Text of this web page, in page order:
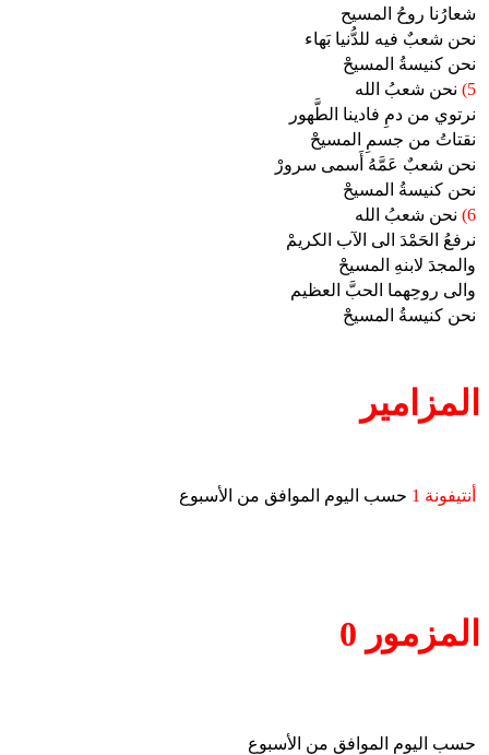
شعارُنا روحُ المسيح
نحن شعبٌ فيه للدُّنيا بَهاء
نحن كنيسةُ المسيحْ
5)
نحن شعبُ الله
نرتوي من دمِ فادينا الطَّهور
نقتاتُ من جسمِ المسيحْ
نحن شعبٌ عَمَّهُ أَسمى سرورْ
نحن كنيسةُ المسيحْ
6) نحن شعبُ الله
نرفعُ الحَمْدَ الى الآب الكريمْ
والمجدَ لابنهِ المسيحْ
والى روحِهما الحبَّ العظيم
نحن كنيسةُ المسيحْ
المزامير
أنتيفونة 1 حسب اليوم الموافق من الأسبوع
المزمور 0
حسب اليوم الموافق من الأسبوع